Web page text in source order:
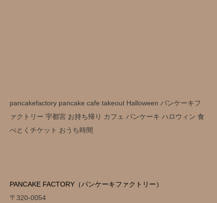
pancakefactory pancake cafe takeout Halloween パンケーキフ
ァクトリー 宇都宮 お持ち帰り カフェ パンケーキ ハロウィン 食
べとくチケット おうち時間
PANCAKE FACTORY（パンケーキファクトリー）
〒320-0054